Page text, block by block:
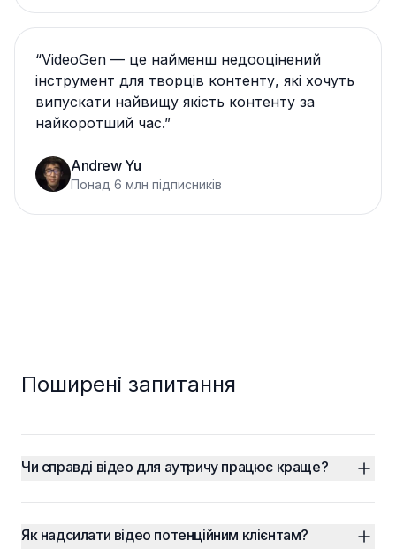
“VideoGen — це найменш недооцінений
інструмент для творців контенту, які хочуть
випускати найвищу якість контенту за
найкоротший час.”
Andrew Yu
Понад 6 млн підписників
Поширені запитання
Чи справді відео для аутричу працює краще?
Як надсилати відео потенційним клієнтам?